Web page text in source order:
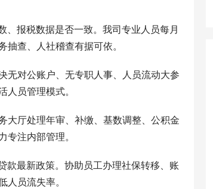
、报税数据是否一致。我司专业人员每月
查、人社稽查有据可依。
无对公账户、无专职人事、人员流动大参
员管理模式。
大厅处理年审、补缴、基数调整、公积金
注内部管理。
款最新政策。协助员工办理社保转移、账
员流失率。